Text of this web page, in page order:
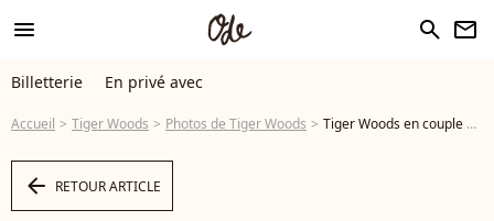
menu search newsletter
Billetterie En privé avec
Accueil Tiger Woods Photos de Tiger Woods Tiger Woods en couple avec une ancienne membre du clan Trump Info - Tiger Woods officialise sa relation avec Vanessa Trump - Le président des États-Unis, Donald J. Trump fait une déclaration alors qu'il remet la médaille présidentielle de la liberté au golfeur professionnel Tiger Woods au Rose Garden de la Maison Blanche à Washington, DC. Backgrid USA / Bestimage - Photo
arrow_left RETOUR ARTICLE